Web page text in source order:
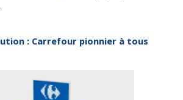
: Carrefour pionnier à tous